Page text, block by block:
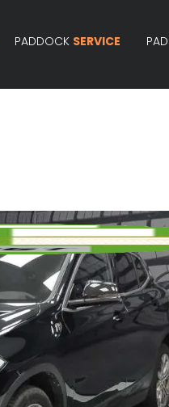
PADDOCK SERVICE